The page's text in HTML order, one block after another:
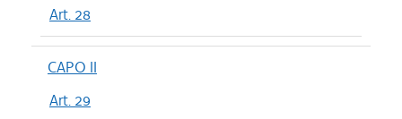
Art. 28
CAPO II
Art. 29